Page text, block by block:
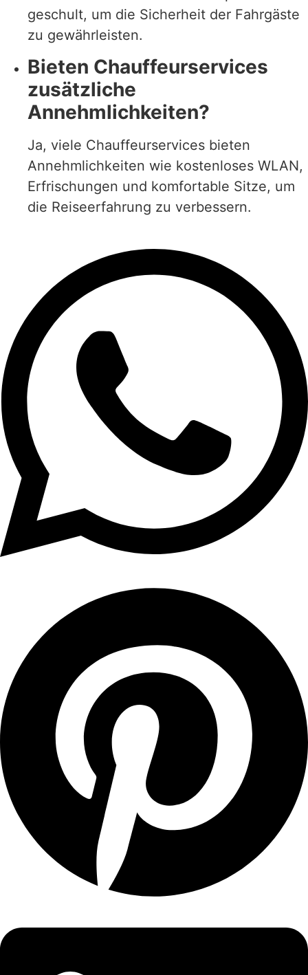
geschult, um die Sicherheit der Fahrgäste
zu gewährleisten.
Bieten Chauffeurservices
zusätzliche
Annehmlichkeiten?
Ja, viele Chauffeurservices bieten
Annehmlichkeiten wie kostenloses WLAN,
Erfrischungen und komfortable Sitze, um
die Reiseerfahrung zu verbessern.